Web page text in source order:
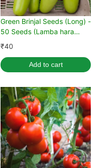
Green Brinjal Seeds (Long) -
50 Seeds (Lamba hara
Baingan/Eggplant/लंबा बैंगन के
₹40
Add to cart